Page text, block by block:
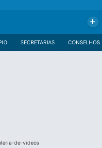
Add
CONSELHOS
SECRETARIAS
de-videos